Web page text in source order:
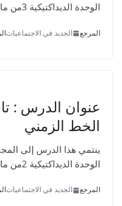
الوحدة الديداكتيكية 3من مادة
المرجع الجديد في الاجتماعيات
عنوان الدرس :
الخط الزمني
الوحدة الديداكتيكية 2من مادة
المرجع الجديد في الاجتماعيات